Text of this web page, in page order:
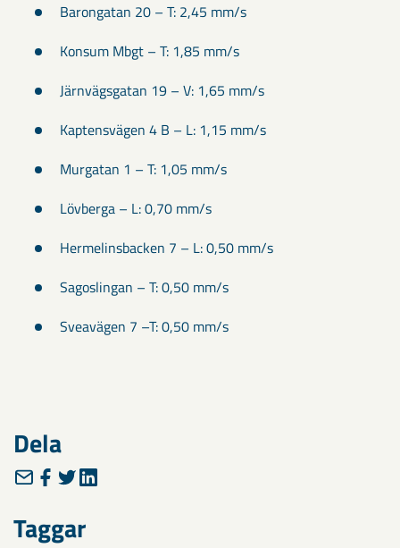
Barongatan 20 – T: 2,45 mm/s
Konsum Mbgt – T: 1,85 mm/s
Järnvägsgatan 19 – V: 1,65 mm/s
Kaptensvägen 4 B – L: 1,15 mm/s
Murgatan 1 – T: 1,05 mm/s
Lövberga – L: 0,70 mm/s
Hermelinsbacken 7 – L: 0,50 mm/s
Sagoslingan – T: 0,50 mm/s
Sveavägen 7 –T: 0,50 mm/s
Dela
Taggar